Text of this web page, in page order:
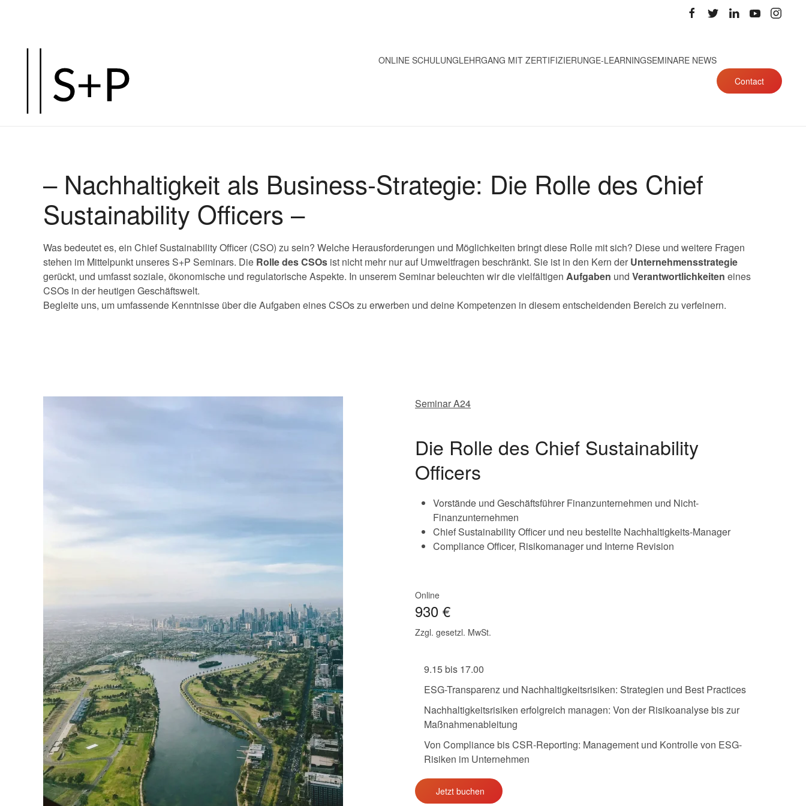
ONLINE SCHULUNGLEHRGANG MIT ZERTIFIZIERUNGE-LEARNINGSEMINARE NEWS
Contact
– Nachhaltigkeit als Business-Strategie: Die Rolle des Chief
Sustainability Officers –
Was bedeutet es, ein Chief Sustainability Officer (CSO) zu sein? Welche Herausforderungen und Möglichkeiten bringt diese Rolle mit sich? Diese und weitere Fragen
stehen im Mittelpunkt unseres S+P Seminars. Die Rolle des CSOs ist nicht mehr nur auf Umweltfragen beschränkt. Sie ist in den Kern der Unternehmensstrategie
gerückt, und umfasst soziale, ökonomische und regulatorische Aspekte. In unserem Seminar beleuchten wir die vielfältigen Aufgaben und Verantwortlichkeiten eines
CSOs in der heutigen Geschäftswelt.
Begleite uns, um umfassende Kenntnisse über die Aufgaben eines CSOs zu erwerben und deine Kompetenzen in diesem entscheidenden Bereich zu verfeinern.
Seminar A24
Die Rolle des Chief Sustainability
Officers
Vorstände und Geschäftsführer Finanzunternehmen und Nicht-
Finanzunternehmen
Chief Sustainability Officer und neu bestellte Nachhaltigkeits-Manager
Compliance Officer, Risikomanager und Interne Revision
Online
930 €
Zzgl. gesetzl. MwSt.
9.15 bis 17.00
ESG-Transparenz und Nachhaltigkeitsrisiken: Strategien und Best Practices
Nachhaltigkeitsrisiken erfolgreich managen: Von der Risikoanalyse bis zur
Maßnahmenableitung
Von Compliance bis CSR-Reporting: Management und Kontrolle von ESG-
Risiken im Unternehmen
Jetzt buchen